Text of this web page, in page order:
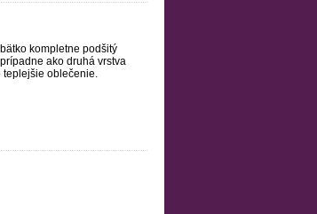
kompletne podšitý
ako druhá vrstva
oblečenie.